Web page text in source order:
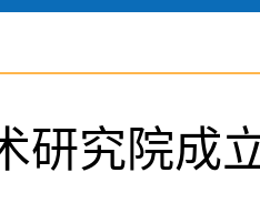
研究院成